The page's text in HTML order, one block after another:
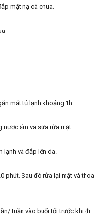
mặt nạ cà chua.
mát tủ lạnh khoảng 1h.
nước ấm và sữa rửa mặt.
lạnh và đắp lên da.
phút. Sau đó rửa lại mặt và thoa
tuần vào buổi tối trước khi đi